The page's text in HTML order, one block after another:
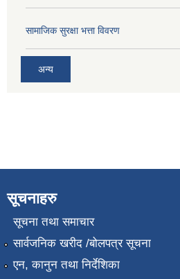
सामाजिक सुरक्षा भत्ता विवरण
अन्य
सूचनाहरु
सूचना तथा समाचार
सार्वजनिक खरीद /बोलपत्र सूचना
एन, कानुन तथा निर्देशिका